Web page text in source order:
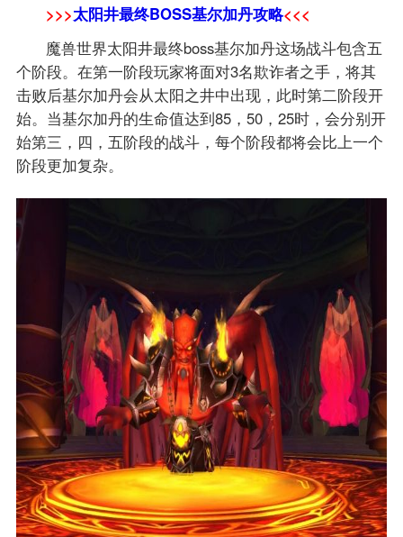
>>>太阳井最终BOSS基尔加丹攻略<<<
魔兽世界太阳井最终boss基尔加丹这场战斗包含五
个阶段。在第一阶段玩家将面对3名欺诈者之手，将其
击败后基尔加丹会从太阳之井中出现，此时第二阶段开
始。当基尔加丹的生命值达到85，50，25时，会分别开
始第三，四，五阶段的战斗，每个阶段都将会比上一个
阶段更加复杂。